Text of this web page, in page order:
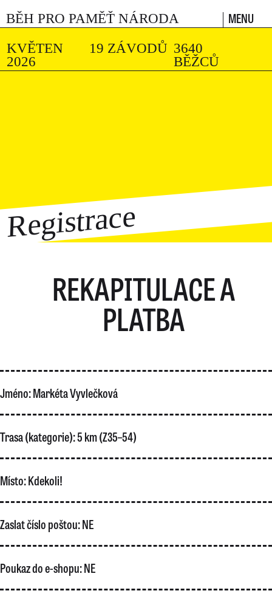
BĚH PRO PAMĚŤ NÁRODA MENU
KVĚTEN
2026
19 ZÁVODŮ 3640
BĚŽCŮ
Registrace
REKAPITULACE A
PLATBA
Jméno:Markéta Vyvlečková
Trasa (kategorie):5 km (Z35–54)
Místo:Kdekoli!
Zaslat číslo poštou:NE
Poukaz do e-shopu:NE